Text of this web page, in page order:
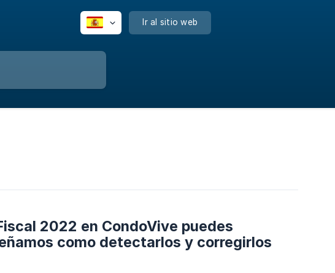
Ir al sitio web
2022 en CondoVive puedes
como detectarlos y corregirlos